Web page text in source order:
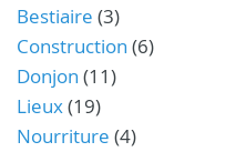
Bestiaire (3)
Construction (6)
Donjon (11)
Lieux(19)
Nourriture (4)